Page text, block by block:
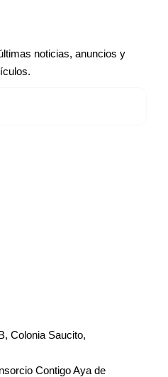
noticias, anuncios y
Colonia Saucito,
Contigo Aya de